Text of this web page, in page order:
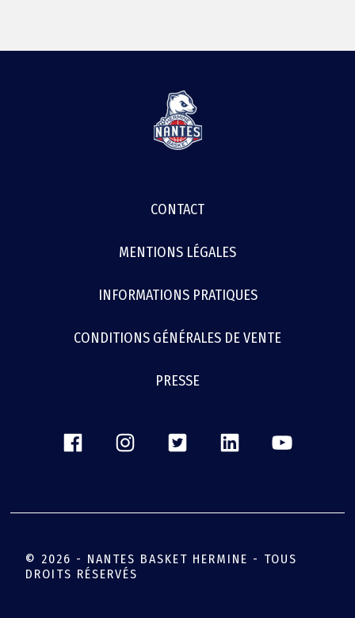
CONTACT
MENTIONS LÉGALES
INFORMATIONS PRATIQUES
CONDITIONS GÉNÉRALES DE VENTE
PRESSE
© 2026 - NANTES BASKET HERMINE - TOUS
DROITS RÉSERVÉS